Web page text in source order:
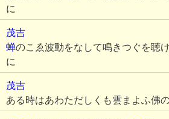
に
茂吉
蝉のこゑ波動をなして鳴きつぐを聴
に
茂吉
ある時はあわただしくも雲まよふ佛